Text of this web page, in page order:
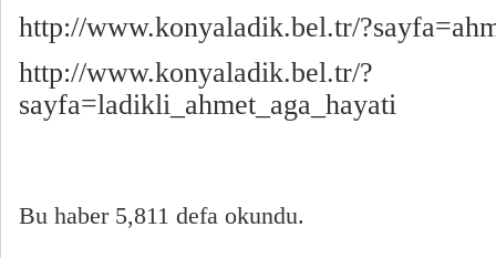
http://www.konyaladik.bel.tr/
http://www.konyaladik.bel.tr/?
sayfa=ladikli_ahmet_aga_hayati
Bu haber 5,811 defa okundu.